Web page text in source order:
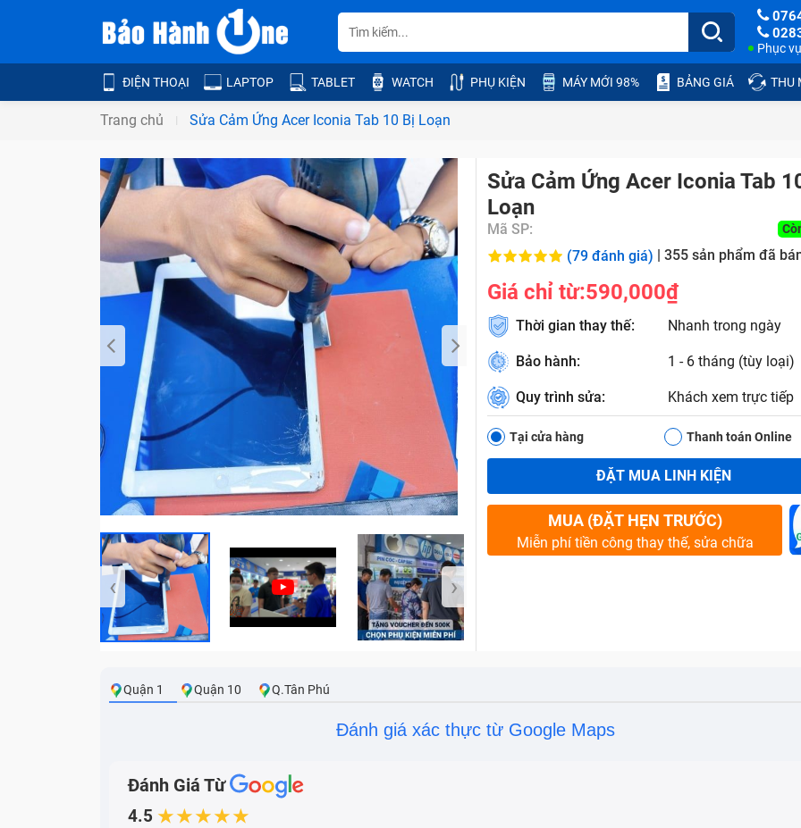
Phục
ĐIỆN THOẠI LAPTOP TABLET WATCH PHỤ KIỆN MÁY MỚI 98% BẢNG GIÁ THU
Trang chủ Sửa Cảm Ứng Acer Iconia Tab 10 Bị Loạn
‹ ›
Sửa Cảm Ứng Acer Iconia Tab
Loạn
Mã SP:
(79 đánh giá) | 355 sản phẩm đã
Giá chỉ từ:590,000₫
Thời gian thay thế: Nhanh trong ngày
Bảo hành: 1 - 6 tháng (tùy loại)
Quy trình sửa: Khách xem trực tiếp
Tại cửa hàng Thanh toán Online
ĐẶT MUA LINH KIỆN
MUA (ĐẶT HẸN TRƯỚC)
Miễn phí tiền công thay thế, sửa chữa
Quận 1 Quận 10 Q.Tân Phú
Đánh giá xác thực từ Google Maps
Đánh Giá Từ
4.5 ★★★★★